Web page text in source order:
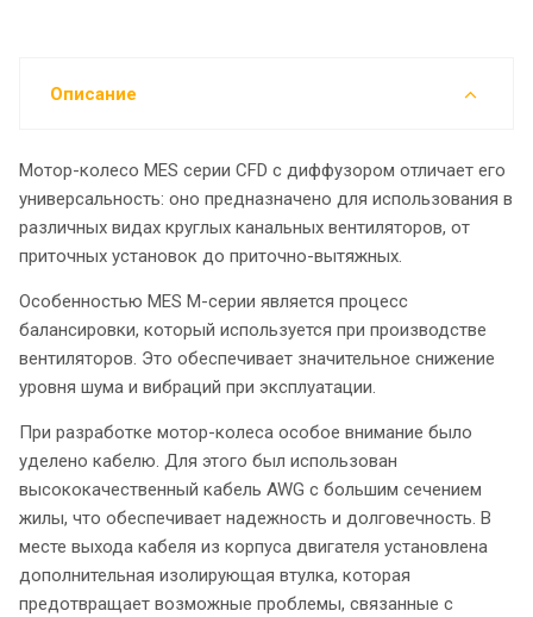
Описание
Мотор-колесо MES серии CFD с диффузором отличает его
универсальность: оно предназначено для использования в
различных видах круглых канальных вентиляторов, от
приточных установок до приточно-вытяжных.
Особенностью MES M-серии является процесс
балансировки, который используется при производстве
вентиляторов. Это обеспечивает значительное снижение
уровня шума и вибраций при эксплуатации.
При разработке мотор-колеса особое внимание было
уделено кабелю. Для этого был использован
высококачественный кабель AWG с большим сечением
жилы, что обеспечивает надежность и долговечность. В
месте выхода кабеля из корпуса двигателя установлена
дополнительная изолирующая втулка, которая
предотвращает возможные проблемы, связанные с